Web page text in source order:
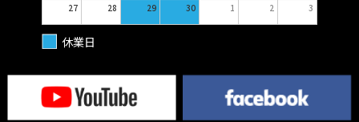
27 28 29 30 1 2 3
休業日